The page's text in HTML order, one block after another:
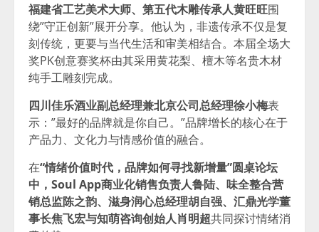
福建省工艺美术大师、第五代木雕传承人黄旺旺围
绕”守正创新”展开分享。他认为，非遗传承不仅是复
刻传统，更要与当代生活和审美相结合。本届全场大
奖PK创意赛奖杯由其采用黄花梨、檀木等名贵木材
纯手工雕刻完成。
四川佳乐酒业副总经理兼北京公司总经理徐小梅表
示：”最好的品牌就是你自己。”品牌增长的核心在于
产品力、文化力与情感价值的融合。
在“情绪价值时代，品牌如何寻找新增量”圆桌论坛
中，Soul App商业化销售负责人鲁陆、味全整合营
销总监陈之韵、滋身润心总经理胡自强、汇鼎光学董
事长焦飞宏与知萌咨询创始人肖明超共同探讨情绪消